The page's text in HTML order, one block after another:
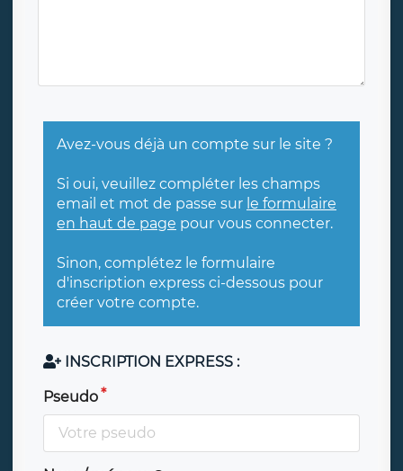
Avez-vous déjà un compte sur le site ?
Si oui, veuillez compléter les champs
email et mot de passe sur le formulaire
en haut de page pour vous connecter.
Sinon, complétez le formulaire
d'inscription express ci-dessous pour
créer votre compte.
INSCRIPTION EXPRESS :
Pseudo